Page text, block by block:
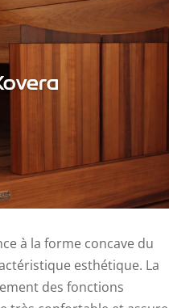
à la forme concave du
esthétique. La
des fonctions